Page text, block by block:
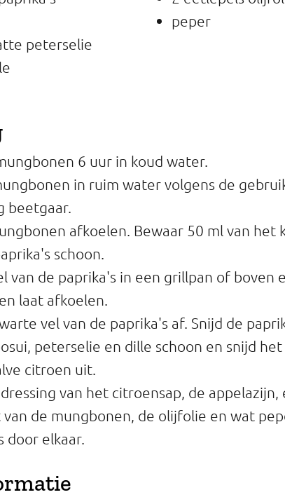
peterselie
peper
6 uur in koud water.
in ruim water volgens de
beetgaar.
afkoelen. Bewaar 50 ml van het
schoon.
van de paprika's in een grillpan of boven
laat afkoelen.
vel van de paprika's af. Snijd de
peterselie en dille schoon en snijd het
citroen uit.
van het citroensap, de appelazijn,
van de mungbonen, de olijfolie en wat
door elkaar.